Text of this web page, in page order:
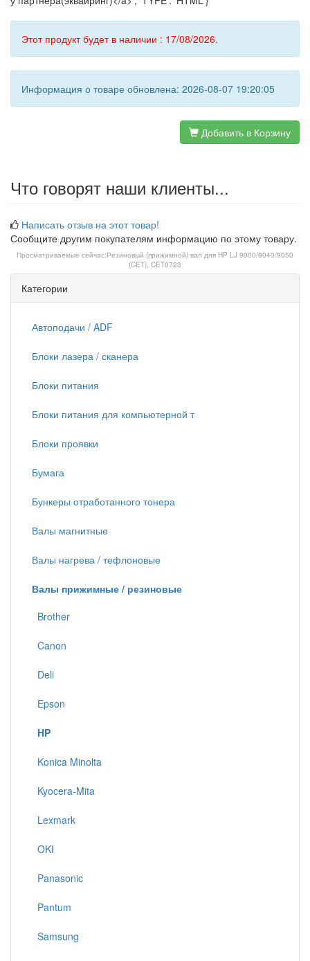
Этот продукт будет в наличии : 17/08/2026.
Информация о товаре обновлена: 2026-08-07 19:20:05
Добавить в Корзину
Что говорят наши клиенты...
Написать отзыв на этот товар!
Сообщите другим покупателям информацию по этому товару.
Просматриваемые сейчас:Резиновый (прижимной) вал для HP LJ 9000/9040/9050
(CET), CET0723
Категории
Автоподачи / ADF
Блоки лазера / сканера
Блоки питания
Блоки питания для компьютерной т
Блоки проявки
Бумага
Бункеры отработанного тонера
Валы магнитные
Валы нагрева / тефлоновые
Валы прижимные / резиновые
Brother
Canon
Deli
Epson
HP
Konica Minolta
Kyocera-Mita
Lexmark
OKI
Panasonic
Pantum
Samsung